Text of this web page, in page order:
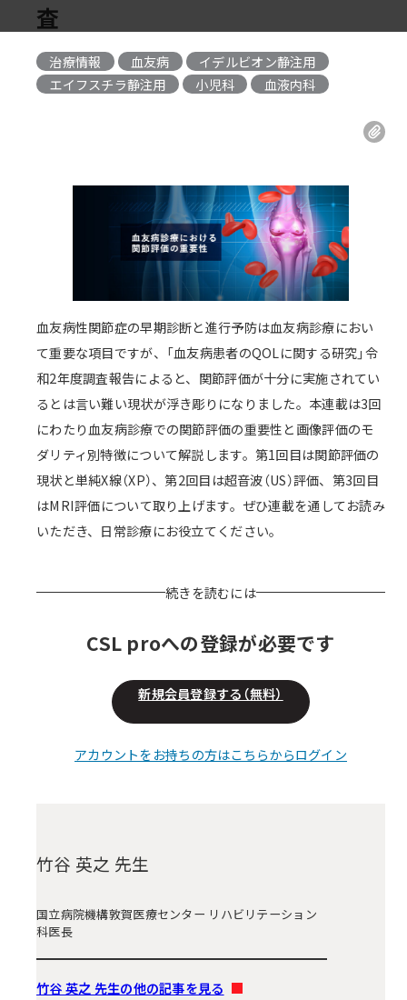
査
治療情報 血友病 イデルビオン静注用
,
エイフスチラ静注用 小児科
, 血液内科
血友病性関節症の早期診断と進行予防は血友病診療におい
て重要な項目ですが、「血友病患者のQOLに関する研究」令
和2年度調査報告によると、関節評価が十分に実施されてい
るとは言い難い現状が浮き彫りになりました。本連載は3回
にわたり血友病診療での関節評価の重要性と画像評価のモ
ダリティ別特徴について解説します。第1回目は関節評価の
現状と単純X線（XP）、第2回目は超音波（US）評価、第3回目
はMRI評価について取り上げます。ぜひ連載を通してお読み
いただき、日常診療にお役立てください。
続きを読むには
CSL proへの登録が必要です
新規会員登録する（無料）
アカウントをお持ちの方はこちらからログイン
竹谷 英之 先生
国立病院機構敦賀医療センター リハビリテーション
科医長
竹谷 英之 先生の他の記事を見る